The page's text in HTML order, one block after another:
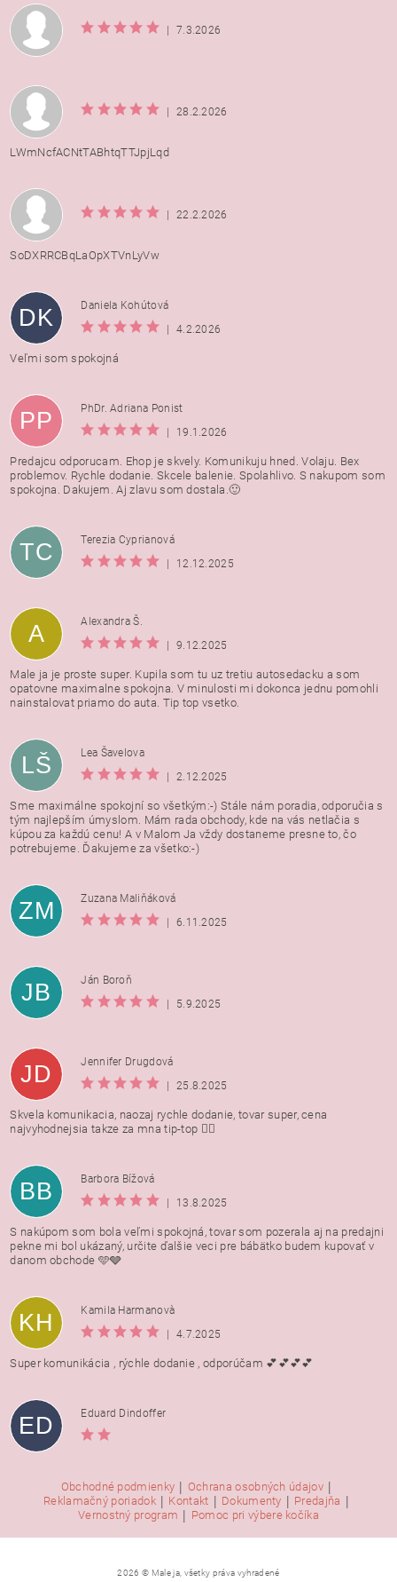
| 7.3.2026
| 28.2.2026
LWmNcfACNtTABhtqTTJpjLqd
| 22.2.2026
SoDXRRCBqLaOpXTVnLyVw
DK
Daniela Kohútová
|
4.2.2026
Veľmi som spokojná
PP
PhDr. Adriana Ponist
|
19.1.2026
Predajcu odporucam. Ehop je skvely. Komunikuju hned. Volaju. Bex
problemov. Rychle dodanie. Skcele balenie. Spolahlivo. S nakupom som
spokojna. Dakujem. Aj zlavu som dostala.🙂
TC
Terezia Cyprianová
|
12.12.2025
A
Alexandra Š.
|
9.12.2025
Male ja je proste super. Kupila som tu uz tretiu autosedacku a som
opatovne maximalne spokojna. V minulosti mi dokonca jednu pomohli
nainstalovat priamo do auta. Tip top vsetko.
LŠ
Lea Šavelova
|
2.12.2025
Sme maximálne spokojní so všetkým:-) Stále nám poradia, odporučia s
tým najlepším úmyslom. Mám rada obchody, kde na vás netlačia s
kúpou za každú cenu! A v Malom Ja vždy dostaneme presne to, čo
potrebujeme. Ďakujeme za všetko:-)
ZM
Zuzana Maliňáková
|
6.11.2025
JB
Ján Boroň
|
5.9.2025
JD
Jennifer Drugdová
|
25.8.2025
Skvela komunikacia, naozaj rychle dodanie, tovar super, cena
najvyhodnejsia takze za mna tip-top 👍🏻
BB
Barbora Bížová
|
13.8.2025
S nakúpom som bola veľmi spokojná, tovar som pozerala aj na predajni
pekne mi bol ukázaný, určite ďalšie veci pre bábätko budem kupovať v
danom obchode 🩵🩶
KH
Kamila Harmanovà
|
4.7.2025
Super komunikácia , rýchle dodanie , odporúčam 💕💕💕💕
ED Eduard Dindoffer
Obchodné podmienky | Ochrana osobných údajov |
Reklamačný poriadok | Kontakt | Dokumenty | Predajňa |
Vernostný program | Pomoc pri výbere kočíka
2026 © Male ja, všetky práva vyhradené